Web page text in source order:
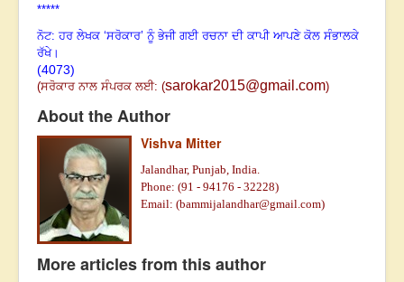
*****
ਨੋਟ: ਹਰ ਲੇਖਕ ‘ਸਰੋਕਾਰ’ ਨੂੰ ਭੇਜੀ ਗਈ ਰਚਨਾ ਦੀ ਕਾਪੀ ਆਪਣੇ ਕੋਲ ਸੰਭਾਲਕੇ
ਰੱਖੇ।
(4073)
(ਸਰੋਕਾਰ ਨਾਲ ਸੰਪਰਕ ਲਈ: (sarokar2015@gmail.com)
About the Author
Vishva Mitter
Jalandhar, Punjab, India.
Phone: (91 - 94176 - 32228)
Email: (bammijalandhar@gmail.com)
More articles from this author